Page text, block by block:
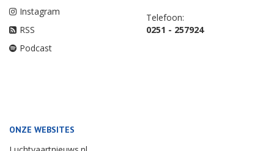
Instagram
RSS
Podcast
Telefoon:
0251 - 257924
ONZE WEBSITES